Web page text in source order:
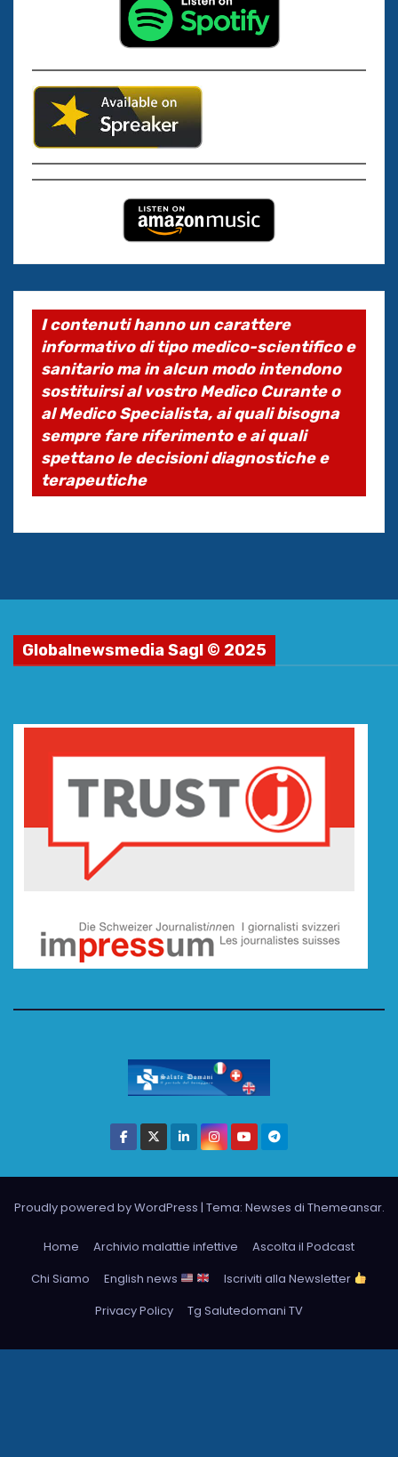
I contenuti hanno un carattere
informativo di tipo medico-scientifico e
sanitario ma in alcun modo intendono
sostituirsi al vostro Medico Curante o
al Medico Specialista, ai quali bisogna
sempre fare riferimento e ai quali
spettano le decisioni diagnostiche e
terapeutiche
Globalnewsmedia Sagl © 2025
Proudly powered by WordPress | Tema: Newses di Themeansar.
Home Archivio malattie infettive
Ascolta il Podcast
Chi Siamo
English news
Iscriviti alla Newsletter
Privacy Policy
Tg Salutedomani TV